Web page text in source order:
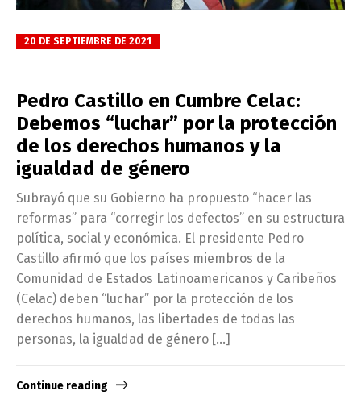
20 DE SEPTIEMBRE DE 2021
Pedro Castillo en Cumbre Celac:
Debemos “luchar” por la protección
de los derechos humanos y la
igualdad de género
Subrayó que su Gobierno ha propuesto “hacer las
reformas” para “corregir los defectos” en su estructura
política, social y económica. El presidente Pedro
Castillo afirmó que los países miembros de la
Comunidad de Estados Latinoamericanos y Caribeños
(Celac) deben “luchar” por la protección de los
derechos humanos, las libertades de todas las
personas, la igualdad de género […]
Continue reading